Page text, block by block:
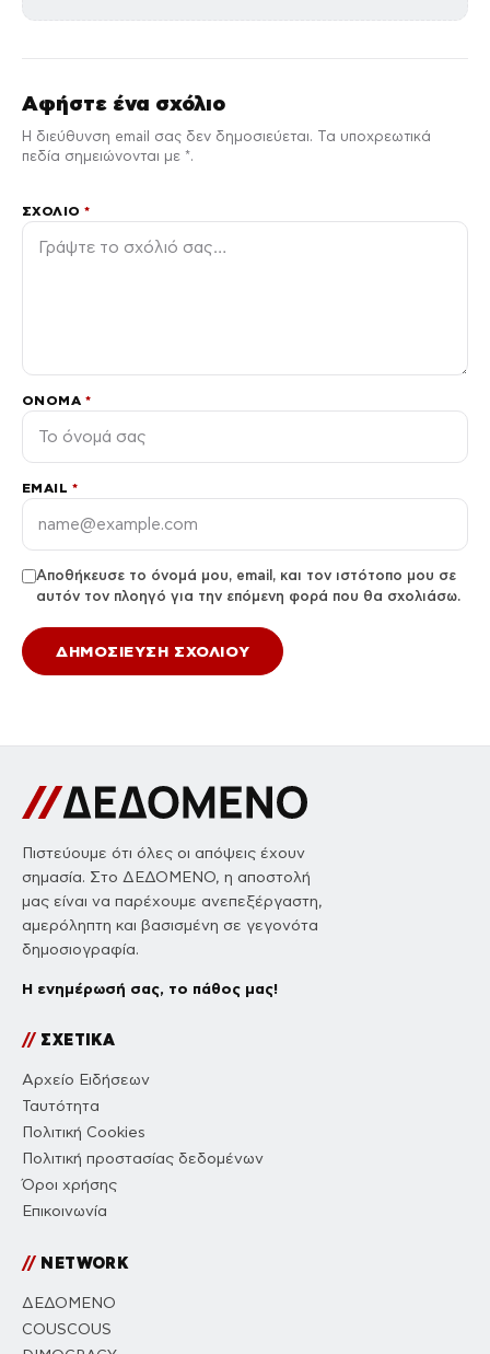
Αφήστε ένα σχόλιο
Η διεύθυνση email σας δεν δημοσιεύεται. Τα υποχρεωτικά
πεδία σημειώνονται με *.
ΣΧΌΛΙΟ*
ΌΝΟΜΑ *
EMAIL *
Αποθήκευσε το όνομά μου, email, και τον ιστότοπο μου σε
αυτόν τον πλοηγό για την επόμενη φορά που θα σχολιάσω.
Πιστεύουμε ότι όλες οι απόψεις έχουν
σημασία. Στο ΔΕΔΟΜΕΝΟ, η αποστολή
μας είναι να παρέχουμε ανεπεξέργαστη,
αμερόληπτη και βασισμένη σε γεγονότα
δημοσιογραφία.
Η ενημέρωσή σας, το πάθος μας!
//ΣΧΕΤΙΚΑ
Αρχείο Ειδήσεων
Ταυτότητα
Πολιτική Cookies
Πολιτική προστασίας δεδομένων
Όροι χρήσης
Επικοινωνία
//NETWORK
ΔΕΔΟΜΕΝΟ
COUSCOUS